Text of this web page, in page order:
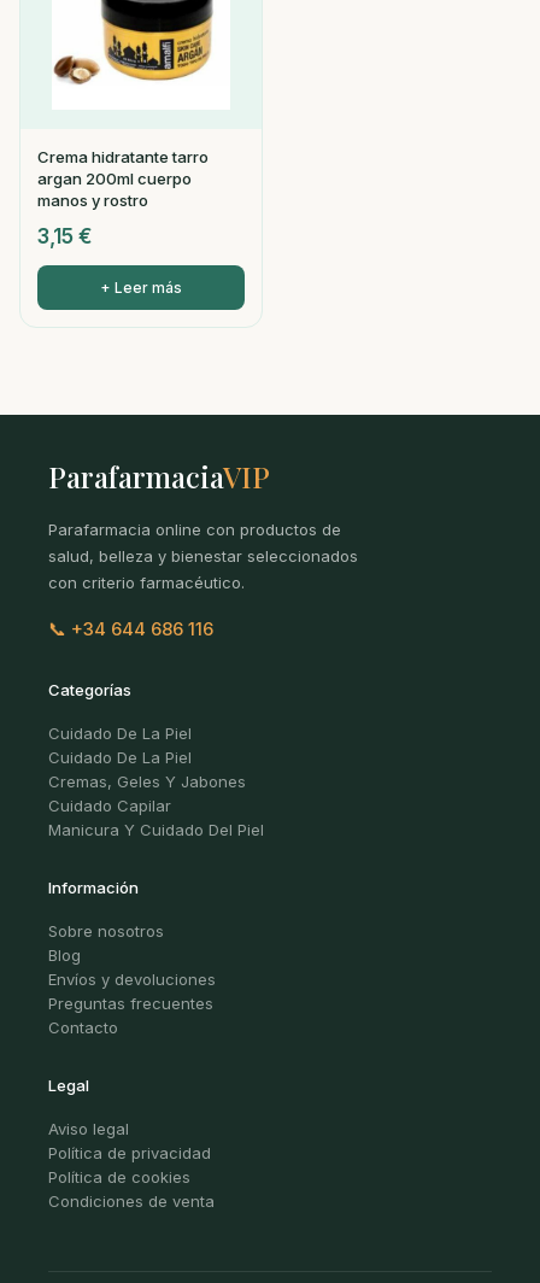
Crema hidratante tarro
argan 200ml cuerpo
manos y rostro
3,15 €
+ Leer más
ParafarmaciaVIP
Parafarmacia online con productos de
salud, belleza y bienestar seleccionados
con criterio farmacéutico.
📞 +34 644 686 116
Categorías
Cuidado De La Piel
Cuidado De La Piel
Cremas, Geles Y Jabones
Cuidado Capilar
Manicura Y Cuidado Del Piel
Información
Sobre nosotros
Blog
Envíos y devoluciones
Preguntas frecuentes
Contacto
Legal
Aviso legal
Política de privacidad
Política de cookies
Condiciones de venta